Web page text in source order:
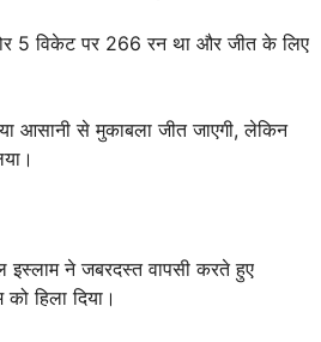
5 विकेट पर 266 रन था और जीत के लिए
आसानी से मुकाबला जीत जाएगी, लेकिन
इस्लाम ने जबरदस्त वापसी करते हुए
हिला दिया।